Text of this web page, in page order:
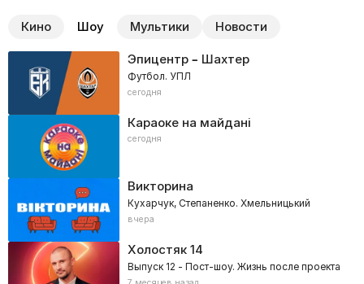
Кино Шоу Мультики Новости
Эпицентр – Шахтер
Футбол. УПЛ
сегодня
Караоке на майдані
сегодня
Викторина
Кухарчук, Степаненко. Хмельницький
вчера
Холостяк14
Выпуск 12 - Пост-шоу. Жизнь после проекта